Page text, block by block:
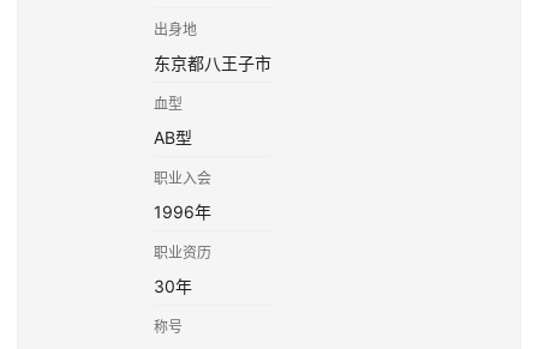
出身地
东京都八王子市
血型
AB型
职业入会
1996年
职业资历
30年
称号